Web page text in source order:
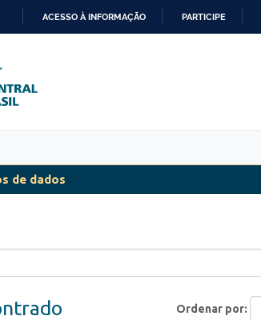
ACESSO À INFORMAÇÃO PARTICIPE
de dados
Ordenar por